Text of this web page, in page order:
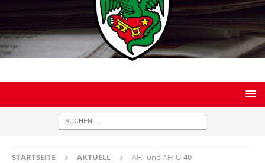
STARTSEITE AKTUELL
AH- und AH-Ü-40-